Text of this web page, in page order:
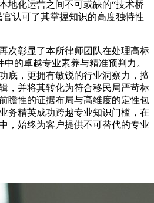
地化运营之间不可或缺的“技术桥
认可了其掌握知识的高度独特性
次彰显了本所律师团队在处理高标
的卓越专业素养与精准预判力。
底，更拥有敏锐的行业洞察力，擅
，并将其转化为符合移民局严苛标
瞻性的证据布局与高维度的定性包
务精英成功跨越专业知识门槛，在
，始终为客户提供不可替代的专业